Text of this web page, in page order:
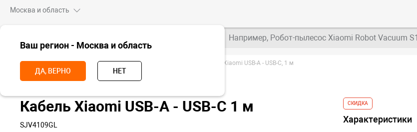
Москва и область
Ваш регион - Москва и область
ДА, ВЕРНО НЕТ
Например, Робот-пылесос Xiaomi Robot Vacuum
Главная Аксессуары Кабели, адаптеры и переходники Кабель Xiaomi USB-A - USB-C, 1 м
Кабель Xiaomi USB-A - USB-C 1 м
SJV4109GL
СКИДКА
Характеристики